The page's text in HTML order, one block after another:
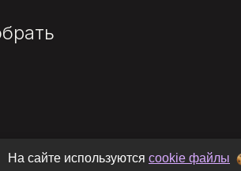
На сайте используются cookie файлы